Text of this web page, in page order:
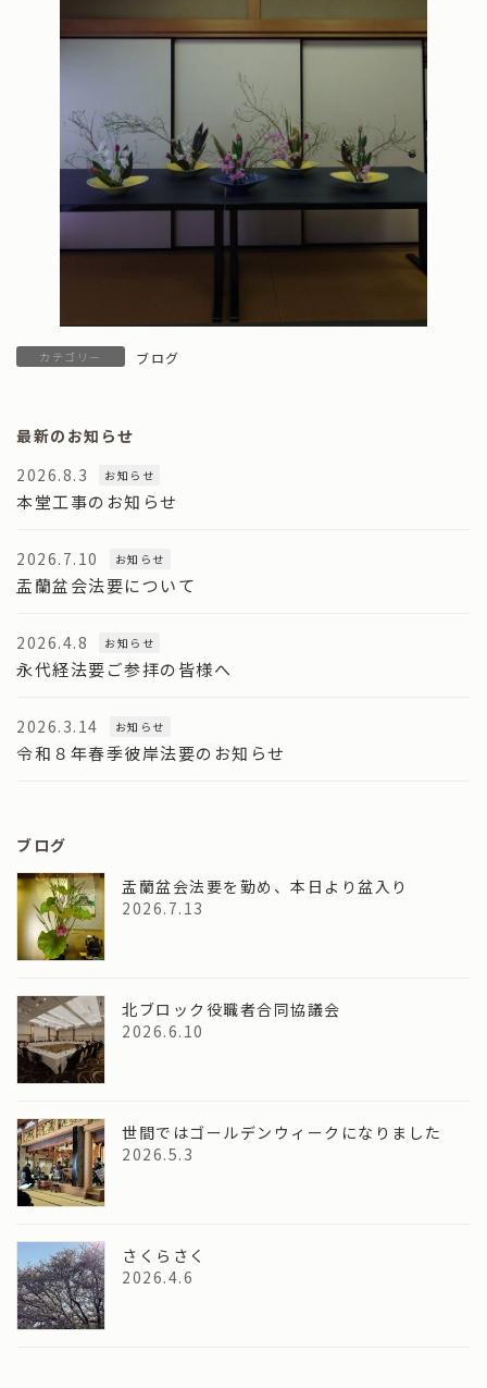
カテゴリー ブログ
最新のお知らせ
2026.8.3
お知らせ
本堂工事のお知らせ
2026.7.10 お知らせ
盂蘭盆会法要について
2026.4.8 お知らせ
永代経法要ご参拝の皆様へ
2026.3.14 お知らせ
令和８年春季彼岸法要のお知らせ
ブログ
盂蘭盆会法要を勤め、本日より盆入り
2026.7.13
北ブロック役職者合同協議会
2026.6.10
世間ではゴールデンウィークになりました
2026.5.3
さくらさく
2026.4.6